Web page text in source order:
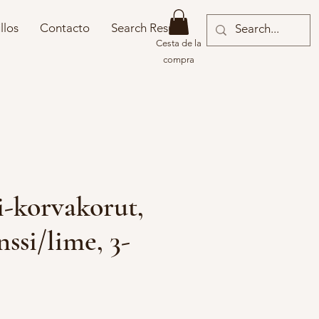
Contacto Search Results
Cesta de la
compra
lime, 3-